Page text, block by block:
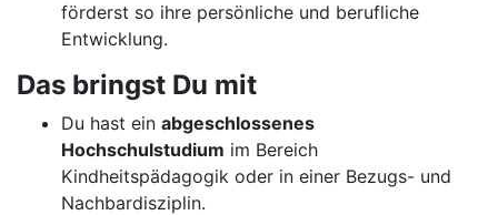
förderst so ihre persönliche und berufliche
Entwicklung.
Das bringst Du mit
Du hast ein abgeschlossenes
Hochschulstudium im Bereich
Kindheitspädagogik oder in einer Bezugs- und
Nachbardisziplin.